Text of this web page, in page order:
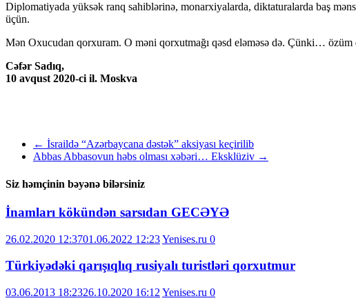
Diplomatiyada yüksək ranq sahiblərinə, monarxiyalarda, diktaturalarda baş
üçün.
Mən Oxucudan qorxuram. O məni qorxutmağı qəsd eləməsə də. Çünki… özüm
Cəfər Sadıq,
10 avqust 2020-ci il. Moskva
← İsraildə “Azərbaycana dəstək” aksiyası keçirilib
Abbas Abbasovun həbs olması xəbəri… Eksklüziv →
Siz həmçinin bəyənə bilərsiniz
İnamları kökündən sarsıdan GECƏYƏ
26.02.2020 12:3701.06.2022 12:23Yenises.ru 0
Türkiyədəki qarışıqlıq rusiyalı turistləri qorxutmur
03.06.2013 18:2326.10.2020 16:12 Yenises.ru 0